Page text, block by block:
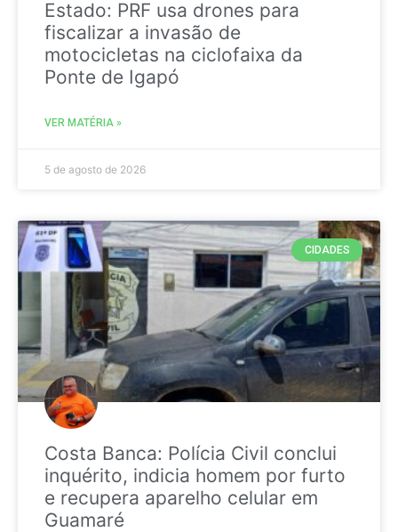
Estado: PRF usa drones para
fiscalizar a invasão de
motocicletas na ciclofaixa da
Ponte de Igapó
VER MATÉRIA »
5 de agosto de 2026
CIDADES
Costa Banca: Polícia Civil conclui
inquérito, indicia homem por furto
e recupera aparelho celular em
Guamaré